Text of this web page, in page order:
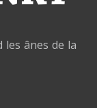
les ânes de la